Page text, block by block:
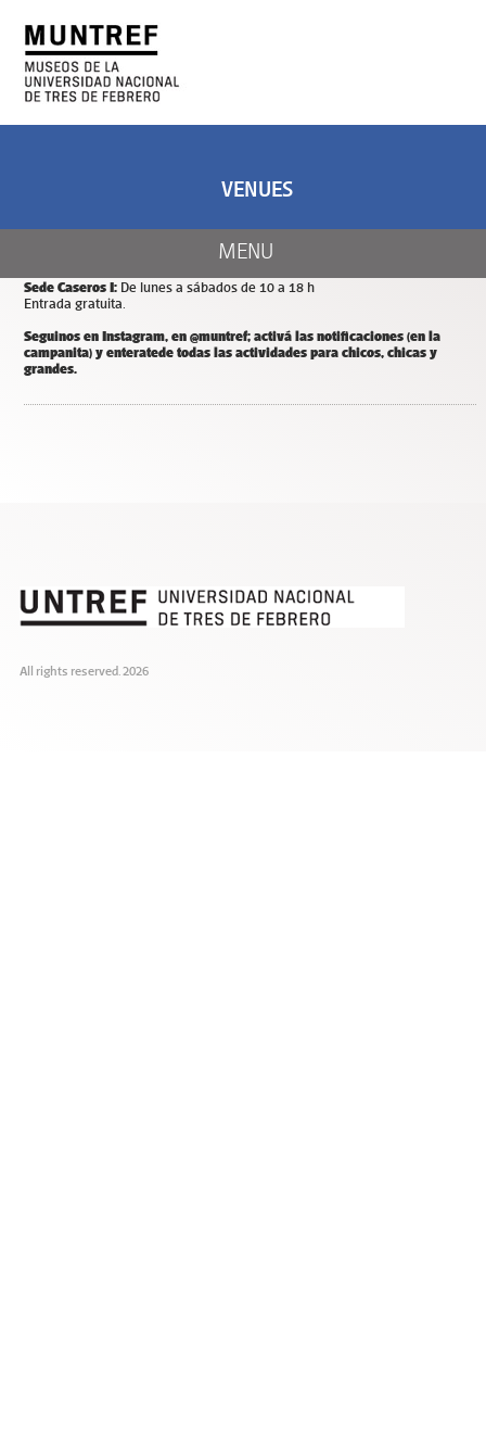
Días y horarios de apertura de MUNTREF
De miércoles a domingos de 11 a 18 h.
Sede Caseros I: De lunes a sábados de 10 a 18 h
Entrada gratuita.
Seguinos en Instagram, en @muntref; activá las notificaciones (en la
campanita) y enteratede todas las actividades para chicos, chicas y
grandes.
All rights reserved. 2026
MENU
VENUES
CENTER OF ART
AND NATURE
ART AND SCIENCE